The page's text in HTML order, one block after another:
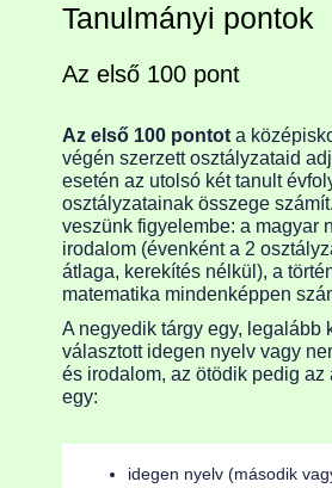
Tanulmányi pontok
Az első 100 pont
Az első 100 pontota
végén szerzett osztályzataid
esetén az utolsó két tanult
osztályzatainak összege
veszünk figyelembe: a magyar
irodalom (évenként a 2
átlaga, kerekítés nélkül), a
matematika mindenképpen
A negyedik tárgy egy, legalább
választott idegen nyelv vagy
és irodalom, az ötödik pedig az
egy:
idegen nyelv (második